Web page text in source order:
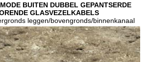
BUITEN DUBBEL GEPANTSERDE
GLASVEZELKABELS
leggen/bovengronds/binnenkanaal